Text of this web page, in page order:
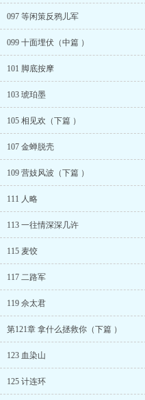
097 等闲策反鸦儿军
099 十面埋伏（中篇 ）
101 脚底按摩
103 琥珀墨
105 相见欢（下篇 ）
107 金蝉脱壳
109 营妓风波（下篇 ）
111 人略
113 一往情深深几许
115 麦饺
117 二路军
119 佘太君
第121章 拿什么拯救你（下篇 ）
123 血染山
125 计连环